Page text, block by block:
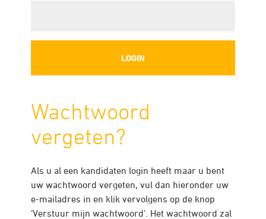
Wachtwoord
vergeten?
Als u al een kandidaten login heeft maar u bent
uw wachtwoord vergeten, vul dan hieronder uw
e-mailadres in en klik vervolgens op de knop
'Verstuur mijn wachtwoord'. Het wachtwoord zal